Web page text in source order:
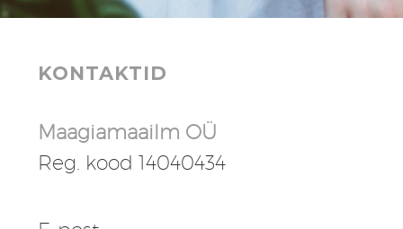
KONTAKTID
Maagiamaailm OÜ
Reg. kood 14040434